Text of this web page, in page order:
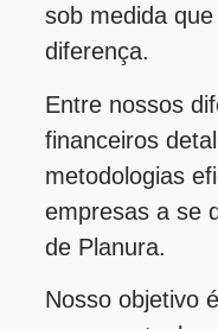
sob medida
diferença.
Entre nossos
financeiros
metodologias
empresas a se
de Planura.
Nosso objetivo